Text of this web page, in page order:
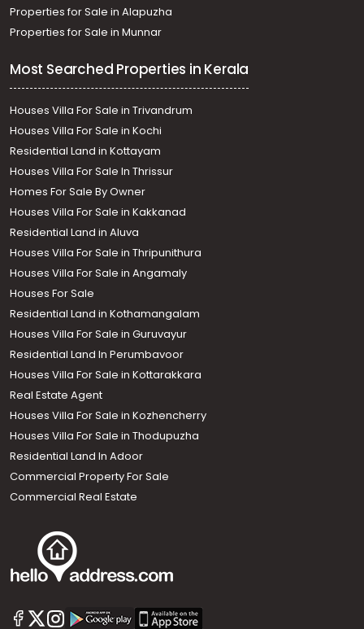
Properties for Sale in Alapuzha
Properties for Sale in Munnar
Most Searched Properties in Kerala
Houses Villa For Sale in Trivandrum
Houses Villa For Sale in Kochi
Residential Land in Kottayam
Houses Villa For Sale In Thrissur
Homes For Sale By Owner
Houses Villa For Sale in Kakkanad
Residential Land in Aluva
Houses Villa For Sale in Thripunithura
Houses Villa For Sale in Angamaly
Houses For Sale
Residential Land in Kothamangalam
Houses Villa For Sale in Guruvayur
Residential Land In Perumbavoor
Houses Villa For Sale in Kottarakkara
Real Estate Agent
Houses Villa For Sale in Kozhencherry
Houses Villa For Sale in Thodupuzha
Residential Land In Adoor
Commercial Property For Sale
Commercial Real Estate